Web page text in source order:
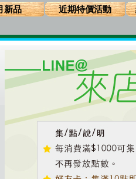
新品 近期特價活動